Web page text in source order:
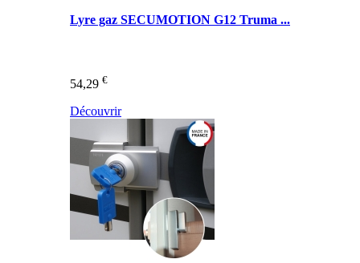
Lyre gaz SECUMOTION G12 Truma ...
54,29 €
Découvrir